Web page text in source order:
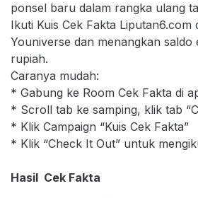
ponsel baru dalam rangka ulang
Ikuti Kuis Cek Fakta Liputan6.com
Youniverse dan menangkan saldo
rupiah.
Caranya mudah:
* Gabung ke Room Cek Fakta di
* Scroll tab ke samping, klik tab
* Klik Campaign “Kuis Cek Fakta”
* Klik “Check It Out” untuk
Hasil Cek Fakta